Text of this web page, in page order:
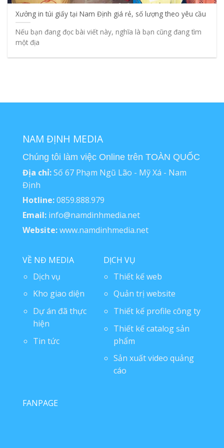
Xưởng in túi giấy tại Nam Định giá rẻ, số lượng theo yêu cầu
Nếu bạn đang đọc bài viết này, nghĩa là bạn cũng đang tìm
một địa
NAM ĐỊNH MEDIA
Chúng tôi làm việc Online trên TOÀN QUỐC
Địa chỉ:Số 67 Phạm Ngũ Lão - Mỹ Xá - Nam
Định
Hotline:0859.888.979
Email: info@namdinhmedia.net
Website:www.namdinhmedia.net
VỀ NĐ MEDIA
Dịch vụ
Kho giao diện
Dự án đã thực
hiện
Tin tức
DỊCH VỤ
Thiết kế web
Quản trị website
Thiết kế profile công ty
Thiết kế catalog sản
phẩm
Sản xuất video quảng
cáo
FANPAGE